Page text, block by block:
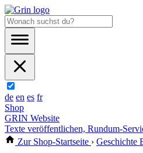
de en es fr
Shop
GRIN Website
Texte veröffentlichen, Rundum-
Zur Shop-Startseite › Geschichte